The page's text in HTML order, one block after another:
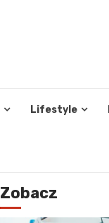
Lifestyle
Zobacz